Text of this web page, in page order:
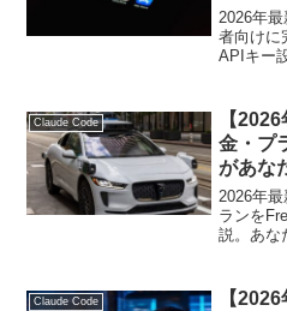
2026年
者向けに
APIキー
Claude Code
【
金・プ
があな
2026年
ランを
説。あな
Claude Code
【